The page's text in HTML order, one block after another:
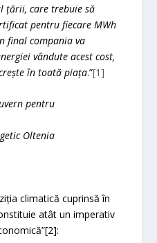
țării, care trebuie să
pentru fiecare MWh
final compania va
vândute acest cost,
în toată piața.”[1]
pentru
Oltenia
climatică cuprinsă în
atât un imperativ